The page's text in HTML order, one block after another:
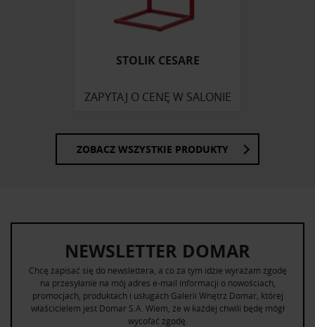
otrzymanymi od Ciebie lub uzyskanymi podczas
korzystania z ich usług.
STOLIK CESARE
ZAPYTAJ O CENĘ W SALONIE
ZOBACZ WSZYSTKIE PRODUKTY
NEWSLETTER DOMAR
Chcę zapisać się do newslettera, a co za tym idzie wyrażam zgodę
na przesyłanie na mój adres e-mail informacji o nowościach,
promocjach, produktach i usługach Galerii Wnętrz Domar, której
właścicielem jest Domar S.A. Wiem, że w każdej chwili będę mógł
wycofać zgodę.